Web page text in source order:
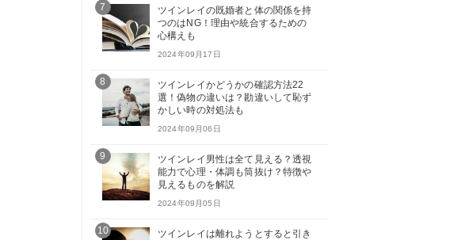
7
ツインレイの既婚者と体の関係を持
つのはNG！理由や統合するための
心構えも
2024年09月17日
8
ツインレイかどうかの確認方法22
選！偽物の違いは？勘違いして恥ず
かしい時の対処法も
2024年09月06日
9
ツインレイ男性は全て見える？透視
能力で心理・体調も筒抜け？特徴や
見えるものを解説
2024年09月05日
10
ツインレイは離れようとすると引き